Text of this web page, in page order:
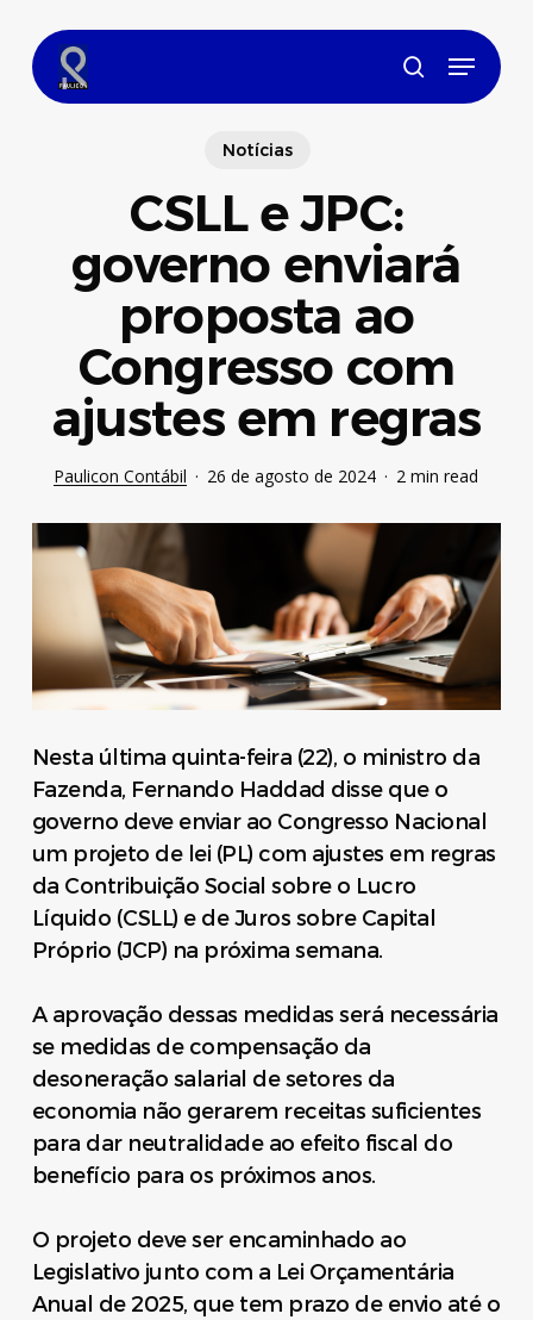
main
content
search
Menu
Notícias
CSLL e JPC:
governo enviará
proposta ao
Congresso com
ajustes em regras
Paulicon Contábil 26 de agosto de 2024 2 min read
Nesta última quinta-feira (22), o ministro da
Fazenda, Fernando Haddad disse que o
governo deve enviar ao Congresso Nacional
um projeto de lei (PL) com ajustes em regras
da Contribuição Social sobre o Lucro
Líquido (CSLL) e de Juros sobre Capital
Próprio (JCP) na próxima semana.
A aprovação dessas medidas será necessária
se medidas de compensação da
desoneração salarial de setores da
economia não gerarem receitas suficientes
para dar neutralidade ao efeito fiscal do
benefício para os próximos anos.
O projeto deve ser encaminhado ao
Legislativo junto com a Lei Orçamentária
Anual de 2025, que tem prazo de envio até o